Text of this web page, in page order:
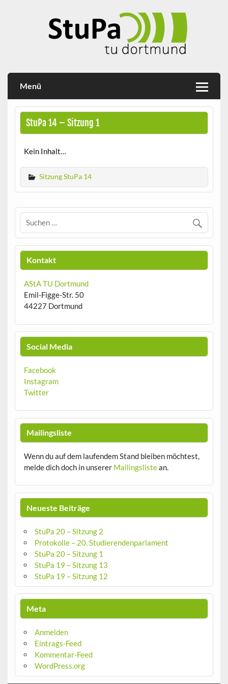
Menü
StuPa 14 – Sitzung 1
Kein Inhalt…
Sitzung StuPa 14
Kontakt
AStA TU Dortmund
Emil-Figge-Str. 50
44227 Dortmund
Social Media
Facebook
Instagram
Twitter
Mailingsliste
Wenn du auf dem laufendem Stand bleiben möchtest,
melde dich doch in unserer Mailingslistean.
Neueste Beiträge
StuPa 20 – Sitzung 2
Protokolle – 20. Studierendenparlament
StuPa 20 – Sitzung 1
StuPa 19 – Sitzung 13
StuPa 19 – Sitzung 12
Meta
Anmelden
Eintrags-Feed
Kommentar-Feed
WordPress.org